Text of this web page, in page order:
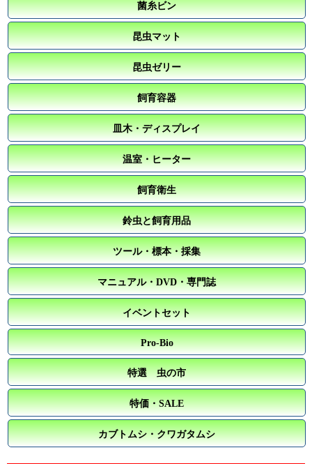
菌糸ビン
昆虫マット
昆虫ゼリー
飼育容器
皿木・ディスプレイ
温室・ヒーター
飼育衛生
鈴虫と飼育用品
ツール・標本・採集
マニュアル・DVD・専門誌
イベントセット
Pro-Bio
特選 虫の市
特価・SALE
カブトムシ・クワガタムシ